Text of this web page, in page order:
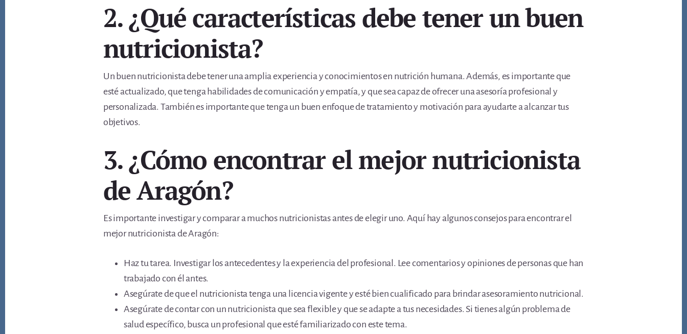
2. ¿Qué características debe tener un buen
nutricionista?
Un buen nutricionista debe tener una amplia experiencia y conocimientos en nutrición humana. Además, es importante que
esté actualizado, que tenga habilidades de comunicación y empatía, y que sea capaz de ofrecer una asesoría profesional y
personalizada. También es importante que tenga un buen enfoque de tratamiento y motivación para ayudarte a alcanzar tus
objetivos.
3. ¿Cómo encontrar el mejor nutricionista
de Aragón?
Es importante investigar y comparar a muchos nutricionistas antes de elegir uno. Aquí hay algunos consejos para encontrar el
mejor nutricionista de Aragón:
Haz tu tarea. Investigar los antecedentes y la experiencia del profesional. Lee comentarios y opiniones de personas que han
trabajado con él antes.
Asegúrate de que el nutricionista tenga una licencia vigente y esté bien cualificado para brindar asesoramiento nutricional.
Asegúrate de contar con un nutricionista que sea flexible y que se adapte a tus necesidades. Si tienes algún problema de
salud específico, busca un profesional que esté familiarizado con este tema.